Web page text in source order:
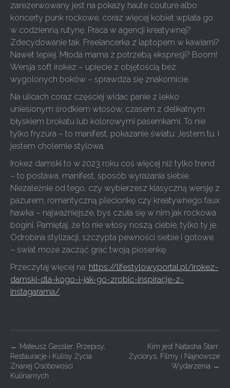
zarezerwowany jest na pokazy haute couture albo
koncerty punk rockowe, coraz więcej kobiet wplata go
w codzienną rutynę. Praca w agencji kreatywnej?
Zdecydowanie tak. Freelancerka z laptopem w kawiarni?
Nawet lepiej. Młoda mama z potrzebą ekspresji? Boom!
Wersja soft irokez – upięcie z objętością bez
wygolonych boków – sprawdza się znakomicie.
Na ulicach coraz częściej widać panie z lekko
uniesionym środkiem włosów, czasem z delikatnym
błyskiem brokatu lub kolorowymi pasemkami. To nie
tylko fryzura – to manifest, pokazanie światu: Jestem tu. I
jestem cholernie stylowa.
Irokez damski to w 2023 roku coś więcej niż tylko trend
– to postawa, manifest, sposób wyrażania siebie.
Niezależnie od tego, czy wybierzesz klasyczną wersję z
pazurem, romantyczną plecionkę czy kreatywnego faux
hawka – najważniejsze, byś czuła się w nim jak rockowa
bogini. Pamiętaj, że to nie włosy noszą ciebie, tylko ty je.
Odrobina stylizacji, szczypta pewności siebie i gotowe
– świat może zacząć grać twoją piosenkę.
Przeczytaj więcej na: https://lifestylowyportal.pl/irokez-
damski-dla-kogo-i-jak-go-zrobic-inspiracje-z-
instagarama/.
P
o
s
← Mateusz Gessler: Przepisy,
Restauracje i Kulisy Życia
Znanej Osobowości
Kulinarnych
Kim jest Natasha Starr:
Życiorys, Filmy i Najnowsze
Wydarzenia →